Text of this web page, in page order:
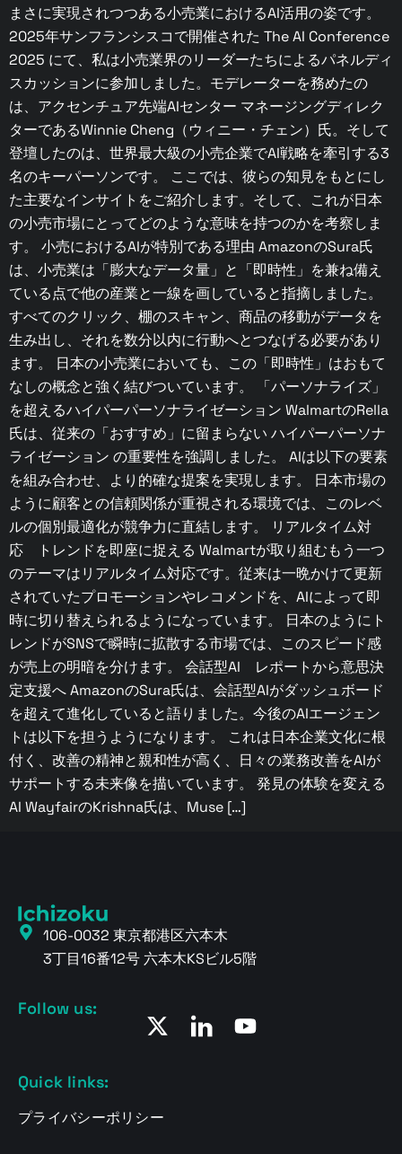
まさに実現されつつある小売業におけるAI活用の姿です。
2025年サンフランシスコで開催された The AI Conference
2025 にて、私は小売業界のリーダーたちによるパネルディ
スカッションに参加しました。モデレーターを務めたの
は、アクセンチュア先端AIセンター マネージングディレク
ターであるWinnie Cheng（ウィニー・チェン）氏。そして
登壇したのは、世界最大級の小売企業でAI戦略を牽引する3
名のキーパーソンです。 ここでは、彼らの知見をもとにし
た主要なインサイトをご紹介します。そして、これが日本
の小売市場にとってどのような意味を持つのかを考察しま
す。 小売におけるAIが特別である理由 AmazonのSura氏
は、小売業は「膨大なデータ量」と「即時性」を兼ね備え
ている点で他の産業と一線を画していると指摘しました。
すべてのクリック、棚のスキャン、商品の移動がデータを
生み出し、それを数分以内に行動へとつなげる必要があり
ます。 日本の小売業においても、この「即時性」はおもて
なしの概念と強く結びついています。 「パーソナライズ」
を超えるハイパーパーソナライゼーション ​​WalmartのRella
氏は、従来の「おすすめ」に留まらない ハイパーパーソナ
ライゼーション の重要性を強調しました。 AIは以下の要素
を組み合わせ、より的確な提案を実現します。 日本市場の
ように顧客との信頼関係が重視される環境では、このレベ
ルの個別最適化が競争力に直結します。 リアルタイム対
応 トレンドを即座に捉える Walmartが取り組むもう一つ
のテーマはリアルタイム対応です。従来は一晩かけて更新
されていたプロモーションやレコメンドを、AIによって即
時に切り替えられるようになっています。 日本のようにト
レンドがSNSで瞬時に拡散する市場では、このスピード感
が売上の明暗を分けます。 会話型AI レポートから意思決
定支援へ AmazonのSura氏は、会話型AIがダッシュボード
を超えて進化していると語りました。今後のAIエージェン
トは以下を担うようになります。 これは日本企業文化に根
付く、改善の精神と親和性が高く、日々の業務改善をAIが
サポートする未来像を描いています。 発見の体験を変える
AI WayfairのKrishna氏は、Muse […]
106-0032 東京都港区六本木
3丁目16番12号 六本木KSビル5階
Quick links:
プライバシーポリシー
Follow us: